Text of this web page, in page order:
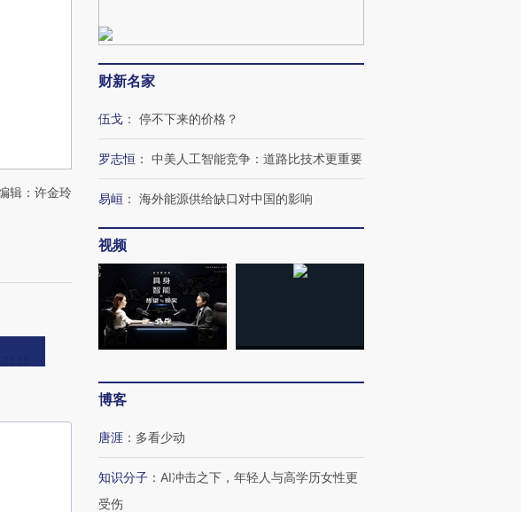
辑：许金玲
财新名家
伍戈 ： 停不下来的价格？
罗志恒 ： 中美人工智能竞争：道路比技术更重要
易峘 ： 海外能源供给缺口对中国的影响
视频
博客
唐涯 ： 多看少动
知识分子 ： AI冲击之下，年轻人与高学历女性更
受伤